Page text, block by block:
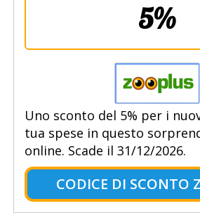
5%
Uno sconto del 5% per i
tua spese in questo
online. Scade il 31/12/2026.
CODICE DI SCONTO